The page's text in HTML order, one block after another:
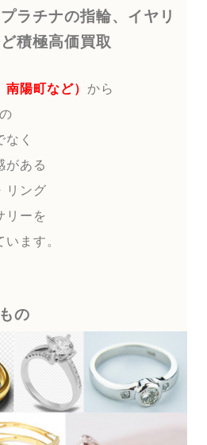
ラチナの指輪、イヤリ
積極高価買取
陽町など） から
く
がある
リング
リーを
ます。
の